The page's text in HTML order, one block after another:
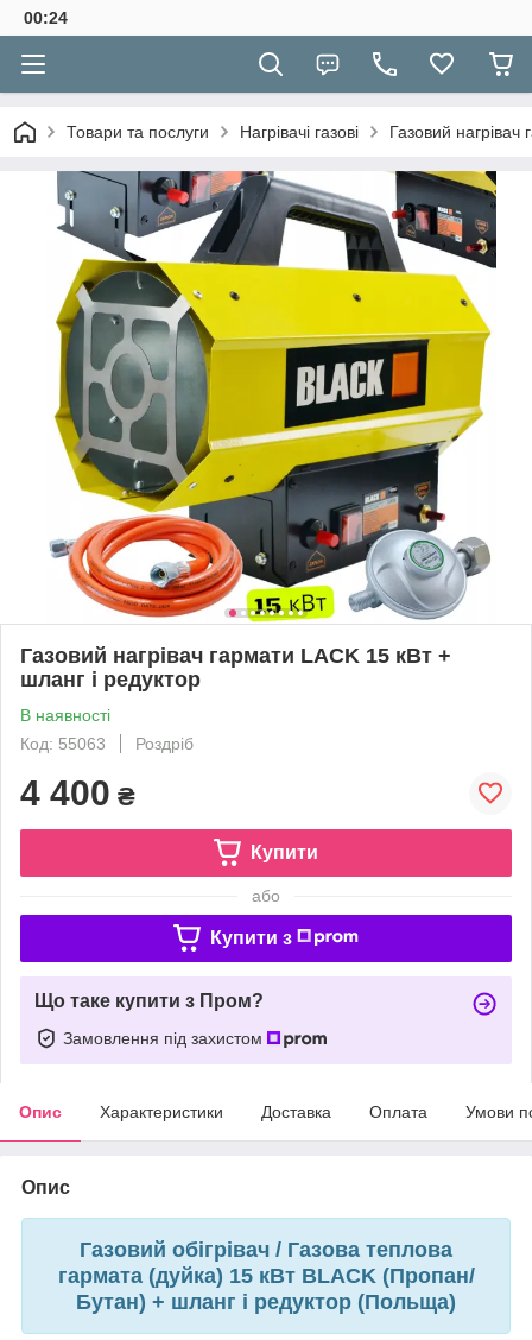
00:24
Товари та послуги Нагрівачі газові Газовий
Газовий нагрівач гармати LACK 15 кВт +
шланг і редуктор
В наявності
Код: 55063
Роздріб
4 400 ₴
Купити
або
Купити з
Що таке купити з Пром?
Замовлення під захистом
Опис Характеристики Доставка Оплата Умови
Опис
Газовий обігрівач / Газова теплова
гармата (дуйка) 15 кВт BLACK (Пропан/
Бутан) + шланг і редуктор (Польща)